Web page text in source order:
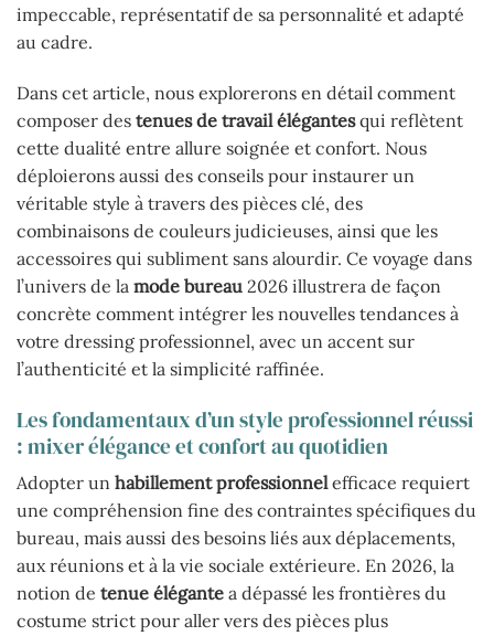
impeccable, représentatif de sa personnalité et adapté
au cadre.
Dans cet article, nous explorerons en détail comment
composer des tenues de travail élégantesqui reflètent
cette dualité entre allure soignée et confort. Nous
déploierons aussi des conseils pour instaurer un
véritable style à travers des pièces clé, des
combinaisons de couleurs judicieuses, ainsi que les
accessoires qui subliment sans alourdir. Ce voyage dans
l’univers de la mode bureau 2026 illustrera de façon
concrète comment intégrer les nouvelles tendances à
votre dressing professionnel, avec un accent sur
l’authenticité et la simplicité raffinée.
Les fondamentaux d’un style professionnel réussi
: mixer élégance et confort au quotidien
Adopter un habillement professionnelefficace requiert
une compréhension fine des contraintes spécifiques du
bureau, mais aussi des besoins liés aux déplacements,
aux réunions et à la vie sociale extérieure. En 2026, la
notion de tenue élégante a dépassé les frontières du
costume strict pour aller vers des pièces plus